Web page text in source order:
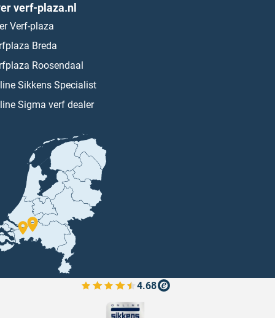
verf-plaza.nl
Verf-plaza
Breda
Roosendaal
Sikkens Specialist
Sigma verf dealer
4.68
Bekijk de verfplaza beoordelingen